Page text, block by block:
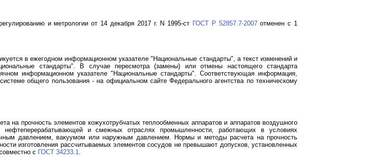
и метрологии от 14 декабря 2017 г. N 1995-ст ГОСТ Р 52857.7-2007отменен с 1
в ежегодном информационном указателе "Национальные стандарты", а текст изменений и
стандарты". В случае пересмотра (замены) или отмены настоящего стандарта
информационном указателе "Национальные стандарты". Соответствующая информация,
общего пользования - на официальном сайте Федерального агентства по техническому
на прочность элементов кожухотрубчатых теплообменных аппаратов и аппаратов воздушного
и смежных отраслях промышленности, работающих в условиях
давлением, вакуумом или наружным давлением. Нормы и методы расчета на прочность
изготовления рассчитываемых элементов сосудов не превышают допусков, установленных
с ГОСТ 34233.1